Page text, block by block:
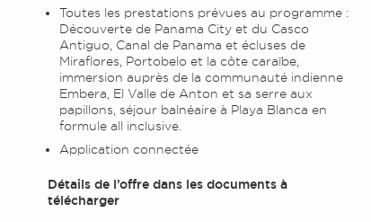
Toutes les prestations prévues au programme :
Découverte de Panama City et du Casco
Antiguo, Canal de Panama et écluses de
Miraflores, Portobelo et la côte caraïbe,
immersion auprès de la communauté indienne
Embera, El Valle de Anton et sa serre aux
papillons, séjour balnéaire à Playa Blanca en
formule all inclusive.
Application connectée
Détails de l’offre dans les documents à
télécharger